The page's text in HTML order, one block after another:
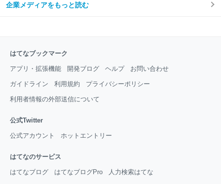
企業メディアをもっと読む
はてなブックマーク
アプリ・拡張機能 開発ブログ ヘルプ お問い合わせ
ガイドライン 利用規約 プライバシーポリシー
利用者情報の外部送信について
公式Twitter
公式アカウント ホットエントリー
はてなのサービス
はてなブログ はてなブログPro 人力検索はてな